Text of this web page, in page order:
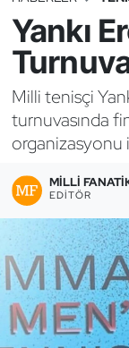
Yankı
Milli tenisçi
turnuvasında
organizasyonu
MILLI
EDITÖR
Binicilik
Bisiklet
Bocce
Buz
Buz Pateni